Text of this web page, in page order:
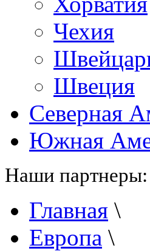
Чехия
Швеция
Северная
Южная
Наши партнеры:
Главная \
Европа \